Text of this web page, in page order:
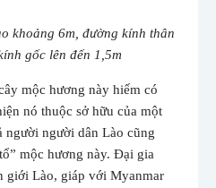
khoảng 6m, đường kính thân
gốc lên đến 1,5m
mộc hương này hiếm có
nó thuộc sở hữu của một
người người dân Lào cũng
mộc hương này. Đại gia
giới Lào, giáp với Myanmar